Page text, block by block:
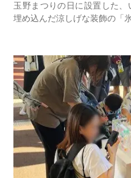
玉野まつりの日に設置した
埋め込んだ涼しげな装飾の「